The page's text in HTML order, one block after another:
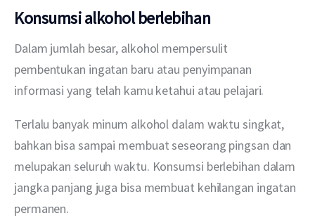
Konsumsi alkohol berlebihan
Dalam jumlah besar, alkohol mempersulit
pembentukan ingatan baru atau penyimpanan
informasi yang telah kamu ketahui atau pelajari.
Terlalu banyak minum alkohol dalam waktu singkat,
bahkan bisa sampai membuat seseorang pingsan dan
melupakan seluruh waktu. Konsumsi berlebihan dalam
jangka panjang juga bisa membuat kehilangan ingatan
permanen.